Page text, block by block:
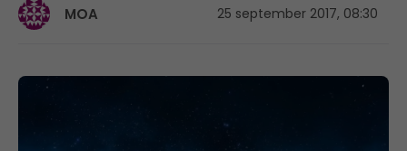
MOA 25 september 2017, 08:30